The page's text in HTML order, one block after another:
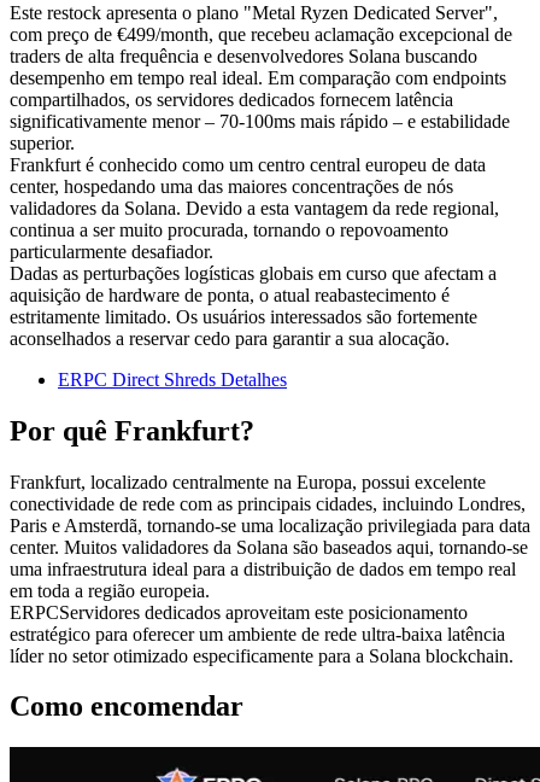
Este restock apresenta o plano "Metal Ryzen Dedicated Server",
com preço de €499/month, que recebeu aclamação excepcional de
traders de alta frequência e desenvolvedores Solana buscando
desempenho em tempo real ideal. Em comparação com endpoints
compartilhados, os servidores dedicados fornecem latência
significativamente menor – 70-100ms mais rápido – e estabilidade
superior.
Frankfurt é conhecido como um centro central europeu de data
center, hospedando uma das maiores concentrações de nós
validadores da Solana. Devido a esta vantagem da rede regional,
continua a ser muito procurada, tornando o repovoamento
particularmente desafiador.
Dadas as perturbações logísticas globais em curso que afectam a
aquisição de hardware de ponta, o atual reabastecimento é
estritamente limitado. Os usuários interessados são fortemente
aconselhados a reservar cedo para garantir a sua alocação.
ERPC Direct Shreds Detalhes
Por quê Frankfurt?
Frankfurt, localizado centralmente na Europa, possui excelente
conectividade de rede com as principais cidades, incluindo Londres,
Paris e Amsterdã, tornando-se uma localização privilegiada para data
center. Muitos validadores da Solana são baseados aqui, tornando-se
uma infraestrutura ideal para a distribuição de dados em tempo real
em toda a região europeia.
ERPCServidores dedicados aproveitam este posicionamento
estratégico para oferecer um ambiente de rede ultra-baixa latência
líder no setor otimizado especificamente para a Solana blockchain.
Como encomendar